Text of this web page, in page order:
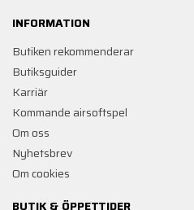
INFORMATION
Butiken rekommenderar
Butiksguider
Karriär
Kommande airsoftspel
Om oss
Nyhetsbrev
Om cookies
BUTIK & ÖPPETTIDER